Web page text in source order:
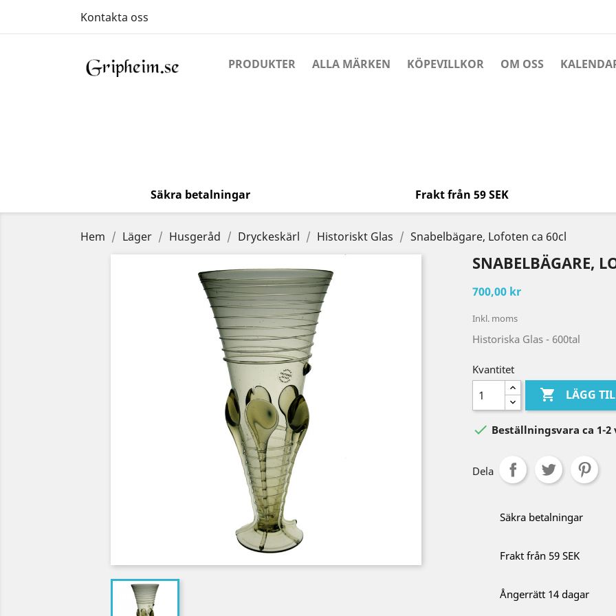
Kontakta oss
PRODUKTER ALLA MÄRKEN KÖPEVILLKOR OM OSS
Säkra betalningar Frakt från 59 SEK
Hem Läger Husgeråd Dryckeskärl Historiskt Glas Snabelbägare, Lofoten ca 60cl
SNABELBÄGARE,
700,00 kr
Inkl. moms
Historiska Glas - 600tal
Kvantitet
 LÄGG
 Beställningsvara ca 1-2
Dela
Säkra betalningar
Frakt från 59 SEK
Ångerrätt 14 dagar